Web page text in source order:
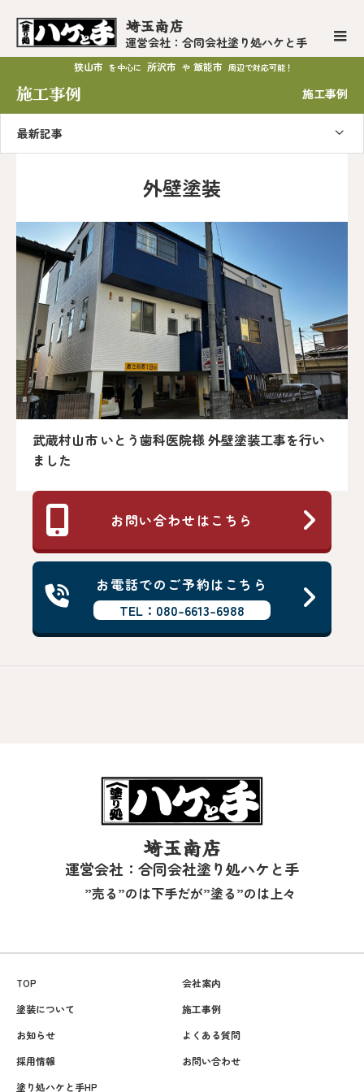
埼玉南店
運営会社：合同会社塗り処ハケと手
狭山市 を中心に 所沢市 や 飯能市 周辺で対応可能！
施工事例 施工事例
最新記事
外壁塗装
武蔵村山市 いとう歯科医院様 外壁塗装工事を行い
ました
お問い合わせはこちら
お電話でのご予約はこちら
TEL：080-6613-6988
埼玉南店
運営会社：合同会社塗り処ハケと手
”売る”のは下手だが”塗る”のは上々
TOP
会社案内
塗装について
施工事例
お知らせ
よくある質問
採用情報
お問い合わせ
塗り処ハケと手HP